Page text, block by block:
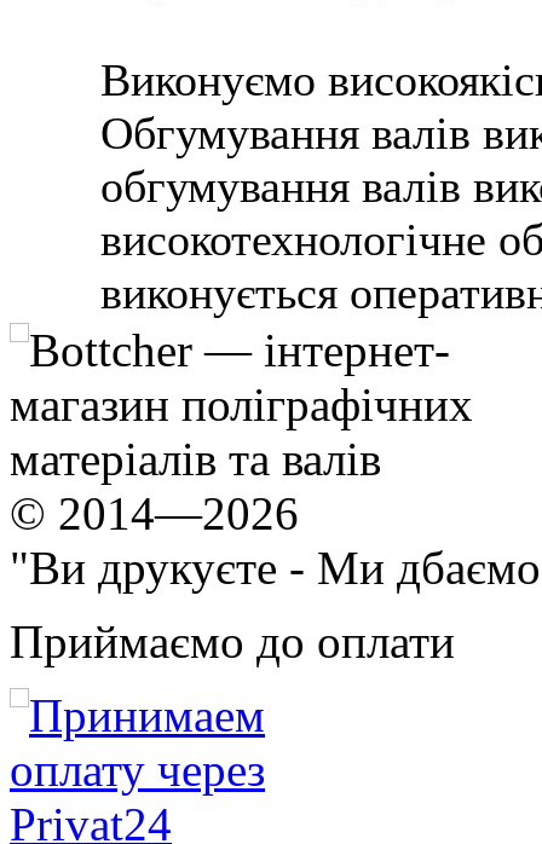
Виконуємо
Обгумування валів
обгумування валів
високотехнологічне
виконується
© 2014—2026
"Ви друкуєте - Ми
Приймаємо до оплати